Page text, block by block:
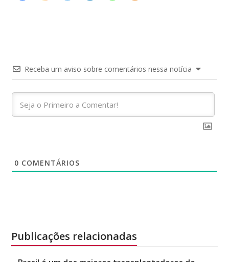
Receba um aviso sobre comentários nessa notícia
0 COMENTÁRIOS
Publicações relacionadas